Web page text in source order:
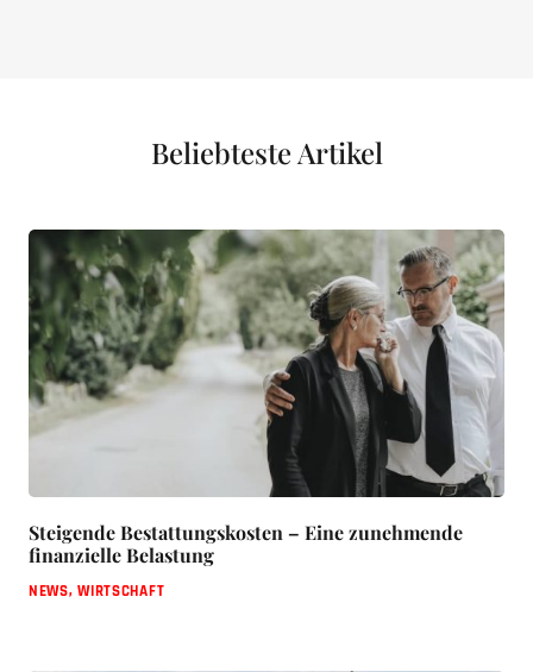
Beliebteste Artikel
Steigende Bestattungskosten – Eine zunehmende
finanzielle Belastung
NEWS,WIRTSCHAFT